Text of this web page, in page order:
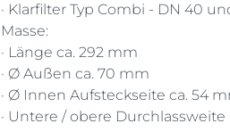
· Klarfilter Typ Combi - DN 40
Masse:
· Länge ca. 292 mm
· Ø Außen ca. 70 mm
· Ø Innen Aufsteckseite ca. 54
· Untere / obere Durchlassweite